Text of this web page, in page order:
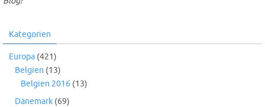
Kategorien
Europa (421)
Belgien (13)
Belgien 2016 (13)
Dänemark (69)